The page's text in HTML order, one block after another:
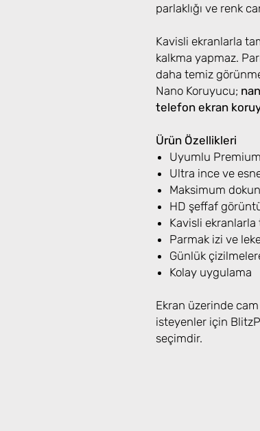
parlaklığı ve renk
Kavisli ekranlarla
kalkma yapmaz.
daha temiz
Nano Koruyucu;
telefon ekran
Ürün Özellikleri
Uyumlu
Ultra ince ve
Maksimum
HD şeffaf
Kavisli
Parmak izi ve
Günlük
Kolay uygulama
Ekran üzerinde
isteyenler için
seçimdir.